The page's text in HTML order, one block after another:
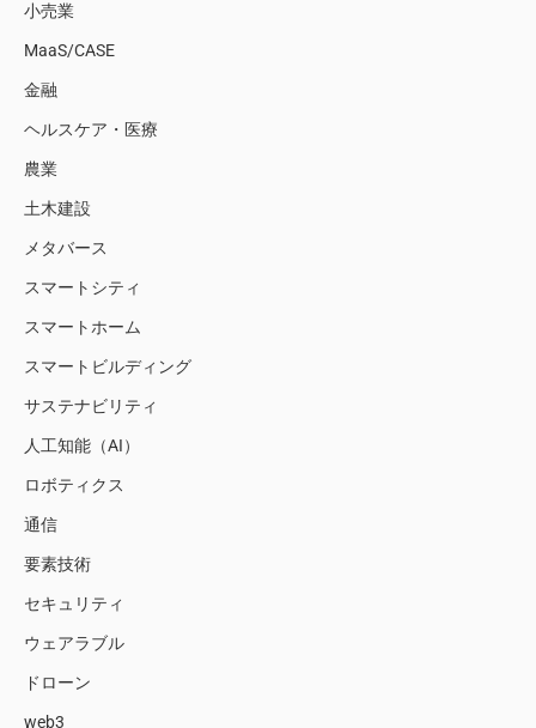
小売業
MaaS/CASE
金融
ヘルスケア・医療
農業
土木建設
メタバース
スマートシティ
スマートホーム
スマートビルディング
サステナビリティ
人工知能（AI）
ロボティクス
通信
要素技術
セキュリティ
ウェアラブル
ドローン
web3